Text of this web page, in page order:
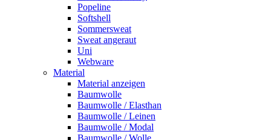
Popeline
Softshell
Sommersweat
Sweat angeraut
Uni
Webware
Material
Material anzeigen
Baumwolle
Baumwolle / Elasthan
Baumwolle / Leinen
Baumwolle / Modal
Baumwolle / Wolle